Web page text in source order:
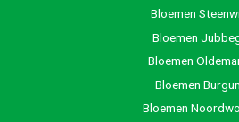
Bloemen
Bloemen
Bloemen
Bloemen
Bloemen